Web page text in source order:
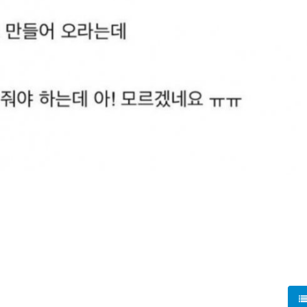
라고 분명히 적혔는데, 도대체 어떻게 7시간이 나올 수 있